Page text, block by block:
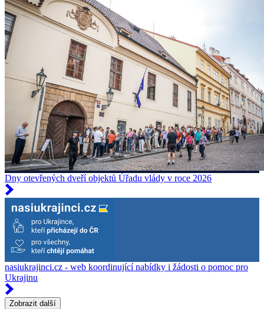
Dny otevřených dveří objektů Úřadu vlády v roce 2026
nasiukrajinci.cz - web koordinující nabídky i žádosti o pomoc pro
Ukrajinu
Zobrazit další